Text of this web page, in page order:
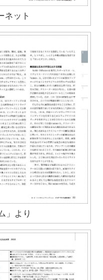
ネット
」より